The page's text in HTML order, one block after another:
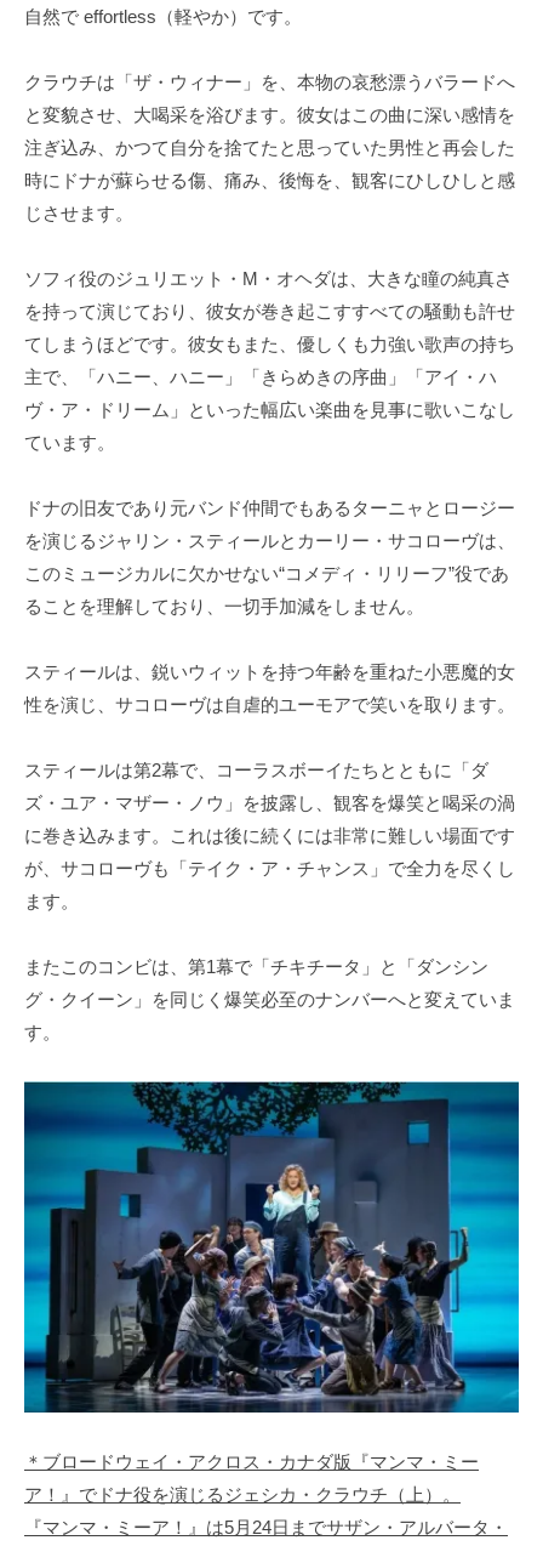
自然で effortless（軽やか）です。
クラウチは「ザ・ウィナー」を、本物の哀愁漂うバラードへ
と変貌させ、大喝采を浴びます。彼女はこの曲に深い感情を
注ぎ込み、かつて自分を捨てたと思っていた男性と再会した
時にドナが蘇らせる傷、痛み、後悔を、観客にひしひしと感
じさせます。
ソフィ役のジュリエット・M・オヘダは、大きな瞳の純真さ
を持って演じており、彼女が巻き起こすすべての騒動も許せ
てしまうほどです。彼女もまた、優しくも力強い歌声の持ち
主で、「ハニー、ハニー」「きらめきの序曲」「アイ・ハ
ヴ・ア・ドリーム」といった幅広い楽曲を見事に歌いこなし
ています。
ドナの旧友であり元バンド仲間でもあるターニャとロージー
を演じるジャリン・スティールとカーリー・サコローヴは、
このミュージカルに欠かせない“コメディ・リリーフ”役であ
ることを理解しており、一切手加減をしません。
スティールは、鋭いウィットを持つ年齢を重ねた小悪魔的女
性を演じ、サコローヴは自虐的ユーモアで笑いを取ります。
スティールは第2幕で、コーラスボーイたちとともに「ダ
ズ・ユア・マザー・ノウ」を披露し、観客を爆笑と喝采の渦
に巻き込みます。これは後に続くには非常に難しい場面です
が、サコローヴも「テイク・ア・チャンス」で全力を尽くし
ます。
またこのコンビは、第1幕で「チキチータ」と「ダンシン
グ・クイーン」を同じく爆笑必至のナンバーへと変えていま
す。
＊ブロードウェイ・アクロス・カナダ版『マンマ・ミー
ア！』でドナ役を演じるジェシカ・クラウチ（上）。
『マンマ・ミーア！』は5月24日までサザン・アルバータ・